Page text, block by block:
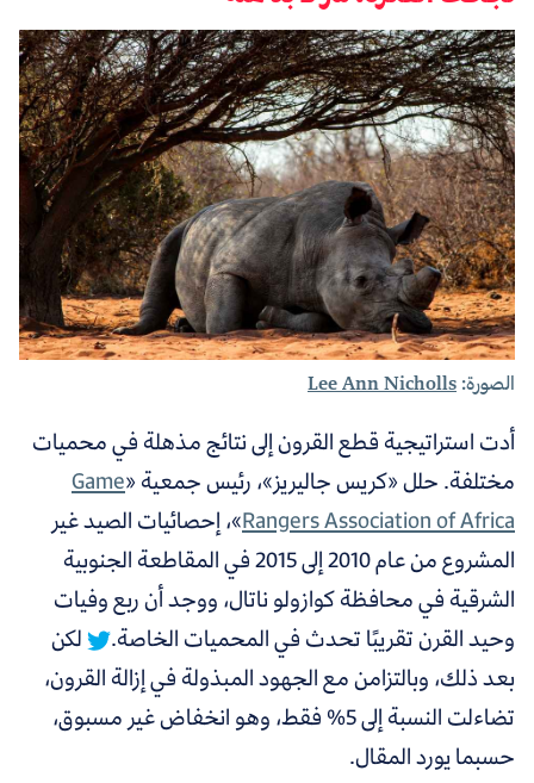
الصورة:Lee Ann Nicholls
أدت استراتيجية قطع القرون إلى نتائج مذهلة في محميات
مختلفة. حلل«كريسجاليريز»، رئيس جمعية«
Game
Rangers Association of Africa
»، إحصائيات الصيد غير
المشروع من عام 2010 إلى 2015 في المقاطعة الجنوبية
الشرقية في محافظة كوازولو ناتال،ووجد أن ربع وفيات
وحيد القرن تقريبًا تحدث في المحميات الخاصة.
لكن
بعد ذلك، وبالتزامن مع الجهود المبذولة في إزالة القرون،
تضاءلت النسبة إلى 5% فقط، وهو انخفاض غير مسبوق،
حسبما يورد المقال.